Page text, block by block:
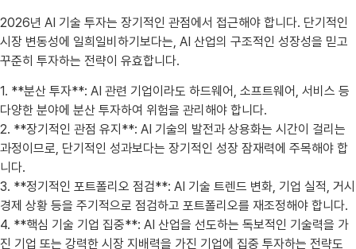
2026년 AI 기술 투자는 장기적인 관점에서 접근해야 합니다. 단기적인
시장 변동성에 일희일비하기보다는, AI 산업의 구조적인 성장성을 믿고
꾸준히 투자하는 전략이 유효합니다.
1. **분산 투자**: AI 관련 기업이라도 하드웨어, 소프트웨어, 서비스 등
다양한 분야에 분산 투자하여 위험을 관리해야 합니다.
2. **장기적인 관점 유지**: AI 기술의 발전과 상용화는 시간이 걸리는
과정이므로, 단기적인 성과보다는 장기적인 성장 잠재력에 주목해야 합
니다.
3. **정기적인 포트폴리오 점검**: AI 기술 트렌드 변화, 기업 실적, 거시
경제 상황 등을 주기적으로 점검하고 포트폴리오를 재조정해야 합니다.
4. **핵심 기술 기업 집중**: AI 산업을 선도하는 독보적인 기술력을 가
진 기업 또는 강력한 시장 지배력을 가진 기업에 집중 투자하는 전략도